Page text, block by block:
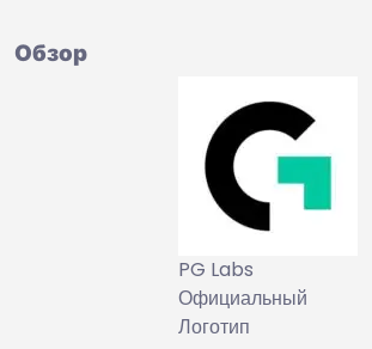
Обзор
PG Labs
Официальный
Логотип